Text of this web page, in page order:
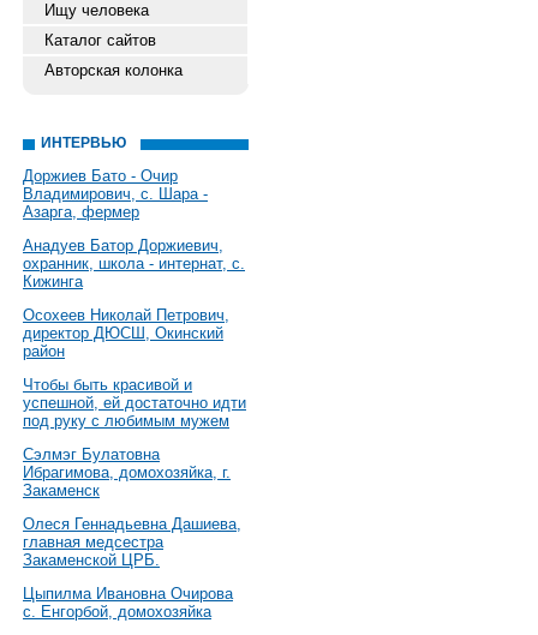
Ищу человека
Каталог сайтов
Авторская колонка
ИНТЕРВЬЮ
Доржиев Бато - Очир
Владимирович, с. Шара -
Азарга, фермер
Анадуев Батор Доржиевич,
охранник, школа - интернат, с.
Кижинга
Осохеев Николай Петрович,
директор ДЮСШ, Окинский
район
Чтобы быть красивой и
успешной, ей достаточно идти
под руку с любимым мужем
Сэлмэг Булатовна
Ибрагимова, домохозяйка, г.
Закаменск
Олеся Геннадьевна Дашиева,
главная медсестра
Закаменской ЦРБ.
Цыпилма Ивановна Очирова
с. Енгорбой, домохозяйка